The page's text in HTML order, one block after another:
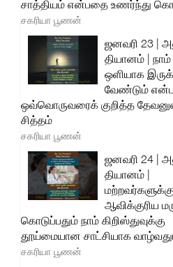
சாத்தியம் என்பதை உணர்ந்து
சகரியா பூணன்
ஜனவரி 23 |
தியானம் | நாம்
ஒளியாக
வேண்டும்
ஒவ்வொருவரைக் குறித்த
சித்தம்
சகரியா பூணன்
ஜனவரி 24 |
தியானம் |
ஆவிக்குரிய
கொடுப்பதும் நாம் கிறிஸ்துவுக்கு
தூய்மையான சாட்சியாக
சகரியா பூணன்